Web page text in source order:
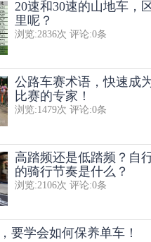
20速和30速的山地车，
里呢？
浏览:2836次 评论:0条
公路车赛术语，快速成
比赛的专家！
浏览:1479次 评论:0条
高踏频还是低踏频？自
的骑行节奏是什么？
浏览:2106次 评论:0条
要学会如何保养单车！